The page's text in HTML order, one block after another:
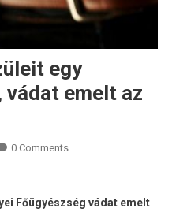
egy
vádat emelt az
0 Comments
Főügyészség vádat emelt